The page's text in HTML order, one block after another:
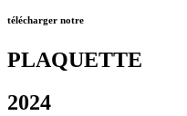
télécharger notre
PLAQUETTE
2024